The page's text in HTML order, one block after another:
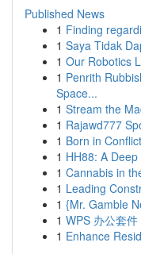
Published News
1 Finding
1 Saya Tidak
1 Our Robotics
1 Penrith
Space...
1 Stream the
1 Rajawd777
1 Born in
1 HH88: A
1 Cannabis in
1 Leading
1 {Mr. Gamble
1 WPS 办公套
1 Enhance